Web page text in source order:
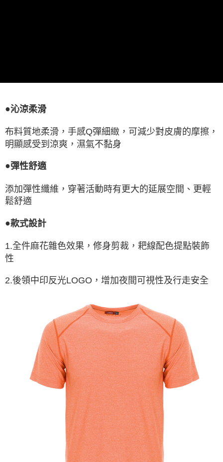
●沁涼柔滑
布料質地柔滑，手感Q彈細緻，可減少對皮膚的摩擦，
明顯感受到涼爽，濕氣不黏身
●彈性舒適
添加彈性纖維，穿著活動時有更大的延展空間、更輕
鬆舒適
●款式設計
1.全件麻花雜色效果，修身剪裁，耙線配色提點裝飾
性
2.後領中印反光LOGO，增加夜間可視性及行走安全